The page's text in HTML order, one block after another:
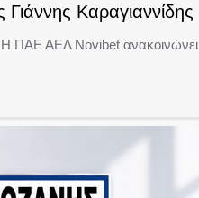
Καραγιαννίδης
Η ΠΑΕ ΑΕΛ Novibet ανακοινώνει